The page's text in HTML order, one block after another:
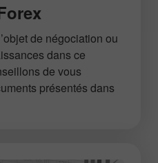
de négociation ou
dans ce
de vous
présentés dans